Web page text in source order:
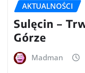
AKTUALNOŚCI
Sulęcin –
Górze
Madman